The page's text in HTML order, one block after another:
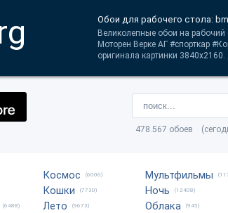
Обои для рабочего стола:
Великолепные обои на
Моторен Верке АГ #спорткар
оригинала картинки
478.567 обоев
(6488)
Космос (6006)
Кошки (7730)
Лето (9673)
Мультфильмы
Ночь (12408)
Облака (945)